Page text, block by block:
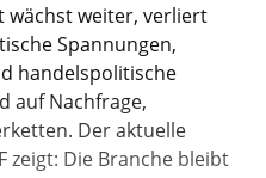
wächst weiter, verliert
Spannungen,
handelspolitische
auf Nachfrage,
Der aktuelle
zeigt: Die Branche bleibt